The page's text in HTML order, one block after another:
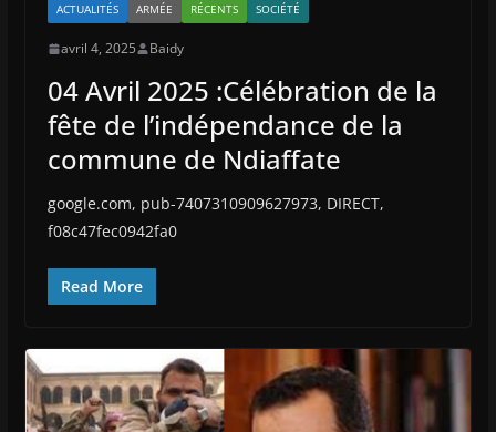
ACTUALITÉS ARMÉE RÉCENTS SOCIÉTÉ
avril 4, 2025 Baidy
04 Avril 2025 :Célébration de la
fête de l’indépendance de la
commune de Ndiaffate
google.com, pub-7407310909627973, DIRECT,
f08c47fec0942fa0
Read More